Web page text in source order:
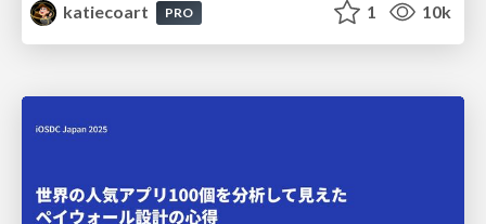
katiecoart
PRO 1 10k